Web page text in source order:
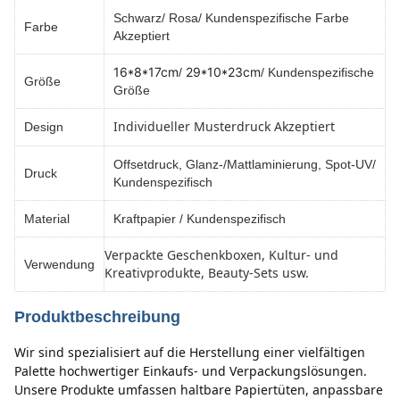
Farbe
Schwarz/ Rosa/ Kundenspezifische Farbe
Akzeptiert
Größe
16*8*17cm/ 29*10*23cm/ Kundenspezifische
Größe
Design Individueller Musterdruck Akzeptiert
Druck
Offsetdruck, Glanz-/Mattlaminierung, Spot-UV/
Kundenspezifisch
Material Kraftpapier / Kundenspezifisch
Verwendung
Verpackte Geschenkboxen, Kultur- und
Kreativprodukte, Beauty-Sets usw.
Produktbeschreibung
Wir sind spezialisiert auf die Herstellung einer vielfältigen
Palette hochwertiger Einkaufs- und Verpackungslösungen.
Unsere Produkte umfassen haltbare Papiertüten, anpassbare